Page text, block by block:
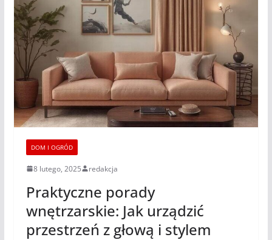
DOM I OGRÓD
8 lutego, 2025 redakcja
Praktyczne porady
wnętrzarskie: Jak urządzić
przestrzeń z głową i stylem